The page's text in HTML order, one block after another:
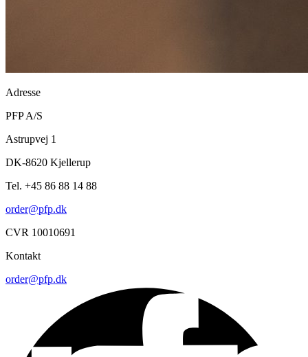
Adresse
PFP A/S
Astrupvej 1
DK-8620 Kjellerup
Tel. +45 86 88 14 88
order@pfp.dk
CVR 10010691
Kontakt
order@pfp.dk